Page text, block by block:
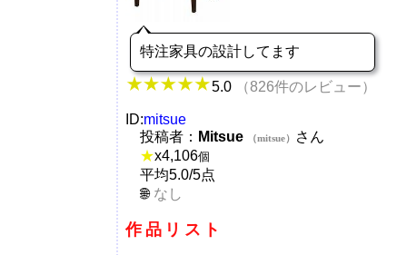
特注家具の設計してます
5.0 （826件のレビュー）
ID:mitsue
投稿者： Mitsue （mitsue）
さん
★x4,106個
平均5.0/5点
なし
作品リスト